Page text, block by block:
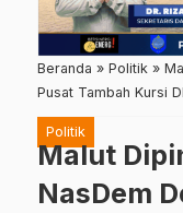
Beranda » Politik »
Pusat Tambah Kursi
Politik
Malut
NasDem